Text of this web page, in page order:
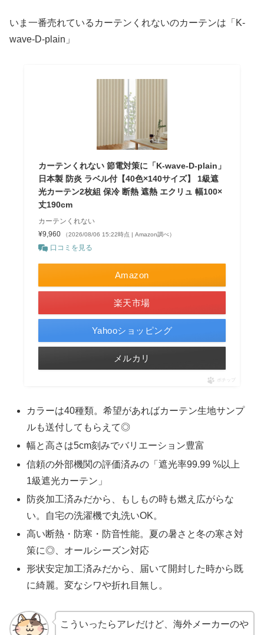
いま一番売れているカーテンくれないのカーテンは「K-
wave-D-plain」
カーテンくれない 節電対策に「K-wave-D-plain」
日本製 防炎 ラベル付【40色×140サイズ】 1級遮
光カーテン2枚組 保冷 断熱 遮熱 エクリュ 幅100×
丈190cm
カーテンくれない
¥9,960
（2026/08/06 15:22時点 | Amazon調べ）
口コミを見る
Amazon
楽天市場
Yahooショッピング
メルカリ
ポチップ
カラーは40種類。希望があればカーテン生地サンプ
ルも送付してもらえて◎
幅と高さは5cm刻みでバリエーション豊富
信頼の外部機関の評価済みの「遮光率99.99 %以上
1級遮光カーテン」
防炎加工済みだから、もしもの時も燃え広がらな
い。自宅の洗濯機で丸洗いOK。
高い断熱・防寒・防音性能。夏の暑さと冬の寒さ対
策に◎、オールシーズン対応
形状安定加工済みだから、届いて開封した時から既
に綺麗。変なシワや折れ目無し。
こういったらアレだけど、海外メーカーのや